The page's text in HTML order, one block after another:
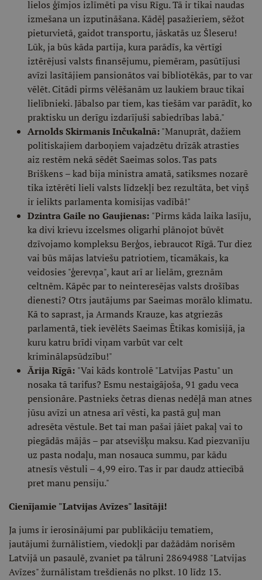
lielos ģīmjos izlīmēti pa visu Rīgu. Tā ir tikai naudas
izmešana un izputināšana. Kādēļ pasažieriem, sēžot
pieturvietā, gaidot transportu, jāskatās uz Šleseru!
Lūk, ja būs kāda partija, kura parādīs, ka vērtīgi
iztērējusi valsts finansējumu, piemēram, pasūtījusi
avīzi lasītājiem pansionātos vai bibliotēkās, par to var
vēlēt. Citādi pirms vēlēšanām uz laukiem brauc tikai
lielībnieki. Jābalso par tiem, kas tiešām var parādīt, ko
praktisku un derīgu izdarījuši sabiedrības labā."
Arnolds Skirmanis Inčukalnā:"Manuprāt, dažiem
politiskajiem darboņiem vajadzētu drīzāk atrasties
aiz restēm nekā sēdēt Saeimas solos. Tas pats
Briškens – kad bija ministra amatā, satiksmes nozarē
tika iztērēti lieli valsts līdzekļi bez rezultāta, bet viņš
ir ielikts parlamenta komisijas vadībā!"
Dzintra Gaile no Gaujienas: "Pirms kāda laika lasīju,
ka divi krievu izcelsmes oligarhi plānojot būvēt
dzīvojamo kompleksu Berģos, iebraucot Rīgā. Tur diez
vai būs mājas latviešu patriotiem, ticamākais, ka
veidosies "ģerevņa", kaut arī ar lielām, greznām
celtnēm. Kāpēc par to neinteresējas valsts drošības
dienesti? Otrs jautājums par Saeimas morālo klimatu.
Kā to saprast, ja Armands Krauze, kas atgriezās
parlamentā, tiek ievēlēts Saeimas Ētikas komisijā, ja
kuru katru brīdi viņam varbūt var celt
kriminālapsūdzību!"
Ārija Rīgā: "Vai kāds kontrolē "Latvijas Pastu" un
nosaka tā tarifus? Esmu nestaigājoša, 91 gadu veca
pensionāre. Pastnieks četras dienas nedēļā man atnes
jūsu avīzi un atnesa arī vēsti, ka pastā guļ man
adresēta vēstule. Bet tai man pašai jāiet pakaļ vai to
piegādās mājās – par atsevišķu maksu. Kad piezvanīju
uz pasta nodaļu, man nosauca summu, par kādu
atnesīs vēstuli – 4,99 eiro. Tas ir par daudz attiecībā
pret manu pensiju."
Cienījamie "Latvijas Avīzes" lasītāji!
Ja jums ir ierosinājumi par publikāciju tematiem,
jautājumi žurnālistiem, viedokļi par dažādām norisēm
Latvijā un pasaulē, zvaniet pa tālruni 28694988 "Latvijas
Avīzes" žurnālistam trešdienās no plkst. 10 līdz 13.